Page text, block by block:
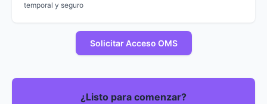
temporal y seguro
Solicitar Acceso OMS
¿Listo para comenzar?